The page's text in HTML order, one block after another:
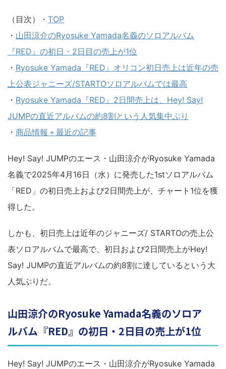
（目次）・ TOP
・ 山田涼介のRyosuke Yamada名義のソロアルバム
『RED』の初日・2日目の売上が1位
・ Ryosuke Yamada『RED』オリコン初日売上は近年の売
上公表ジャニーズ/STARTOソロアルバムでは最高
・ Ryosuke Yamada『RED』2日間売上は、Hey! Say!
JUMPの直近アルバムの約8割という人気集中ぶり
・ 商品情報＋最近の記事
Hey! Say! JUMPのエース・山田涼介がRyosuke Yamada
名義で2025年4月16日（水）に発売した1stソロアルバム
「RED」の初日売上および2日間売上が、チャート1位を獲
得した。
しかも、初日売上は近年のジャニーズ/ STARTOの売上公
表ソロアルバムで最高で、初日および2日間売上がHey!
Say! JUMPの直近アルバムの約8割に達しているという大
人気ぶりだ。
山田涼介のRyosuke Yamada名義のソロア
ルバム『RED』の初日・2日目の売上が1位
Hey! Say! JUMPのエース・山田涼介がRyosuke Yamada